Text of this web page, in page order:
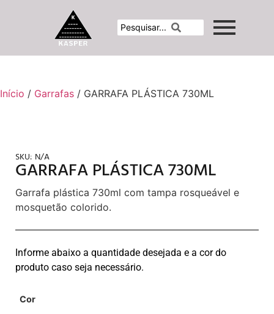
Início / Garrafas / GARRAFA PLÁSTICA 730ML
SKU: N/A
GARRAFA PLÁSTICA 730ML
Garrafa plástica 730ml com tampa rosqueável e
mosquetão colorido.
Informe abaixo a quantidade desejada e a cor do
produto caso seja necessário.
Cor